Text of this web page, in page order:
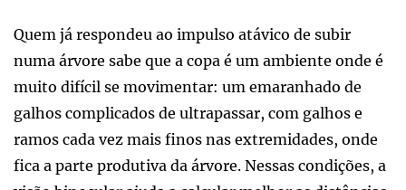
Quem já respondeu ao impulso atávico de subir
numa árvore sabe que a copa é um ambiente onde é
muito difícil se movimentar: um emaranhado de
galhos complicados de ultrapassar, com galhos e
ramos cada vez mais finos nas extremidades, onde
fica a parte produtiva da árvore. Nessas condições, a